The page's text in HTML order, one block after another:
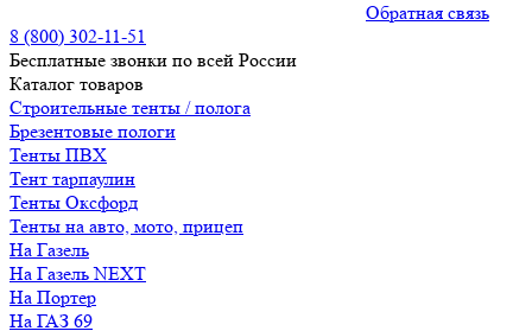
Обратная связь
8 (800) 302-11-51
Бесплатные звонки по всей России
Каталог товаров
Строительные тенты / полога
Брезентовые пологи
Тенты ПВХ
Тент тарпаулин
Тенты Оксфорд
Тенты на авто, мото, прицеп
На Газель
На Газель NEXT
На Портер
На ГАЗ 69